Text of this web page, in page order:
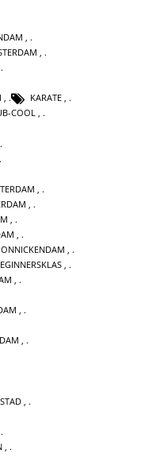
,
,
, KARATE ,
COOL ,
,
,
,
,
,